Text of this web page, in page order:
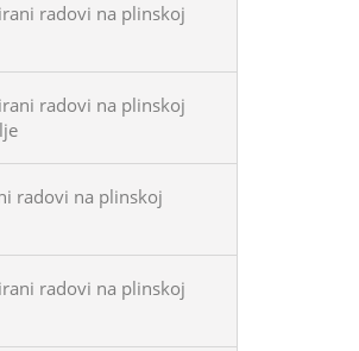
radovi na plinskoj
radovi na plinskoj
radovi na plinskoj
radovi na plinskoj